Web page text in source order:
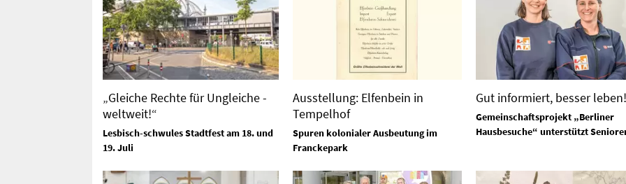
„Gleiche Rechte für Ungleiche -
weltweit!“
Lesbisch-schwules Stadtfest am 18. und
19. Juli
Ausstellung: Elfenbein in
Tempelhof
Spuren kolonialer Ausbeutung im
Franckepark
Gut informiert, besser leben!
Gemeinschaftsprojekt „Berliner
Hausbesuche“ unterstützt